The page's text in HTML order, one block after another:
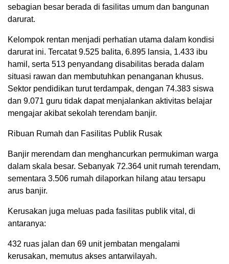
sebagian besar berada di fasilitas umum dan bangunan
darurat.
Kelompok rentan menjadi perhatian utama dalam kondisi
darurat ini. Tercatat 9.525 balita, 6.895 lansia, 1.433 ibu
hamil, serta 513 penyandang disabilitas berada dalam
situasi rawan dan membutuhkan penanganan khusus.
Sektor pendidikan turut terdampak, dengan 74.383 siswa
dan 9.071 guru tidak dapat menjalankan aktivitas belajar
mengajar akibat sekolah terendam banjir.
Ribuan Rumah dan Fasilitas Publik Rusak
Banjir merendam dan menghancurkan permukiman warga
dalam skala besar. Sebanyak 72.364 unit rumah terendam,
sementara 3.506 rumah dilaporkan hilang atau tersapu
arus banjir.
Kerusakan juga meluas pada fasilitas publik vital, di
antaranya:
432 ruas jalan dan 69 unit jembatan mengalami
kerusakan, memutus akses antarwilayah.